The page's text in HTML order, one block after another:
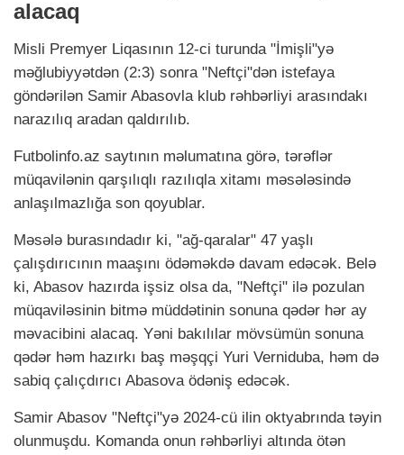
alacaq
Misli Premyer Liqasının 12-ci turunda "İmişli"yə
məğlubiyyətdən (2:3) sonra "Neftçi"dən istefaya
göndərilən Samir Abasovla klub rəhbərliyi arasındakı
narazılıq aradan qaldırılıb.
Futbolinfo.аz saytının məlumatına görə, tərəflər
müqavilənin qarşılıqlı razılıqla xitamı məsələsində
anlaşılmazlığa son qoyublar.
Məsələ burasındadır ki, "ağ-qaralar" 47 yaşlı
çalışdırıcının maaşını ödəməkdə davam edəcək. Belə
ki, Abasov hazırda işsiz olsa da, "Neftçi" ilə pozulan
müqaviləsinin bitmə müddətinin sonuna qədər hər ay
məvacibini alacaq. Yəni bakılılar mövsümün sonuna
qədər həm hazırkı baş məşqçi Yuri Verniduba, həm də
sabiq çalıçdırıcı Abasova ödəniş edəcək.
Samir Abasov "Neftçi"yə 2024-cü ilin oktyabrında təyin
olunmuşdu. Komanda onun rəhbərliyi altında ötən